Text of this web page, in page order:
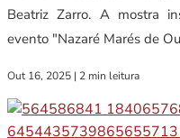
Beatriz Zarro. A mostra
evento "Nazaré Marés de
Out 16, 2025 | 2 min leitura